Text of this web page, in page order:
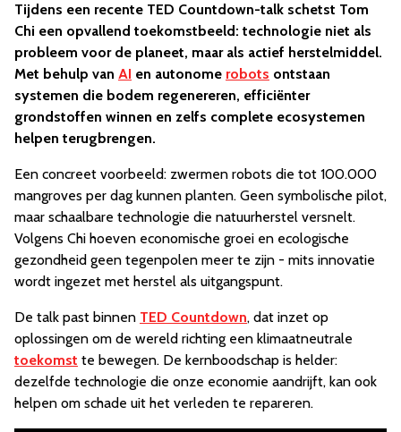
Tijdens een recente TED Countdown-talk schetst Tom
Chi een opvallend toekomstbeeld: technologie niet als
probleem voor de planeet, maar als actief herstelmiddel.
Met behulp van AI en autonome robots ontstaan
systemen die bodem regenereren, efficiënter
grondstoffen winnen en zelfs complete ecosystemen
helpen terugbrengen.
Een concreet voorbeeld: zwermen robots die tot 100.000
mangroves per dag kunnen planten. Geen symbolische pilot,
maar schaalbare technologie die natuurherstel versnelt.
Volgens Chi hoeven economische groei en ecologische
gezondheid geen tegenpolen meer te zijn - mits innovatie
wordt ingezet met herstel als uitgangspunt.
De talk past binnen TED Countdown, dat inzet op
oplossingen om de wereld richting een klimaatneutrale
toekomst te bewegen. De kernboodschap is helder:
dezelfde technologie die onze economie aandrijft, kan ook
helpen om schade uit het verleden te repareren.